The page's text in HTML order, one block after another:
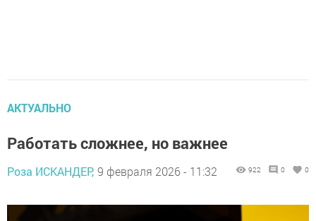
АКТУАЛЬНО
Работать сложнее, но важнее
Роза ИСКАНДЕР, 9 февраля 2026 - 11:32 922 0 0